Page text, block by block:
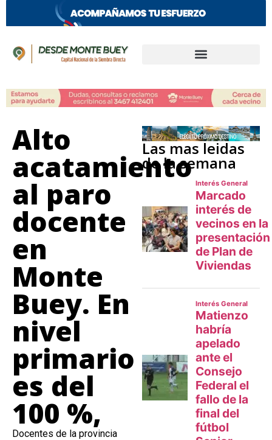
Alto
acatamiento
al paro
docente
en
Monte
Buey. En
nivel
primario
es del
100 %,
Docentes de la provincia
Las mas leidas
de la semana